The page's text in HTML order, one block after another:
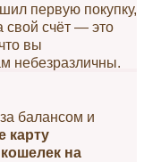
первую покупку,
свой счёт — это
вы
небезразличны.
балансом и
карту
на